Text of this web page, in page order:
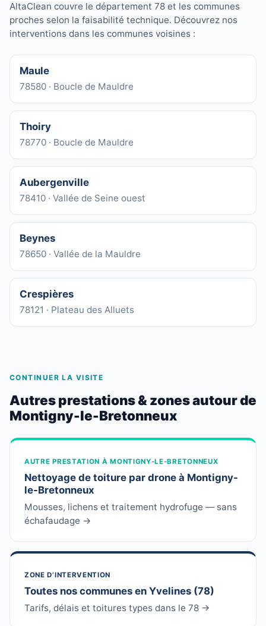
AltaClean couvre le département 78 et les communes
proches selon la faisabilité technique. Découvrez nos
interventions dans les communes voisines :
Maule
78580 · Boucle de Mauldre
Thoiry
78770 · Boucle de Mauldre
Aubergenville
78410 · Vallée de Seine ouest
Beynes
78650 · Vallée de la Mauldre
Crespières
78121 · Plateau des Alluets
CONTINUER LA VISITE
Autres prestations & zones autour de
Montigny-le-Bretonneux
AUTRE PRESTATION À MONTIGNY-LE-BRETONNEUX
Nettoyage de toiture par drone à Montigny-
le-Bretonneux
Mousses, lichens et traitement hydrofuge — sans
échafaudage →
ZONE D’INTERVENTION
Toutes nos communes en Yvelines (78)
Tarifs, délais et toitures types dans le 78 →